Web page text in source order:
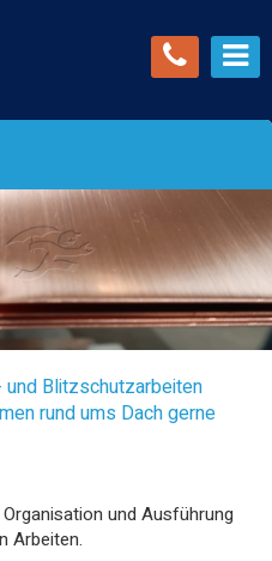
Blitzschutzarbeiten
rund ums Dach gerne
und Ausführung
Arbeiten.